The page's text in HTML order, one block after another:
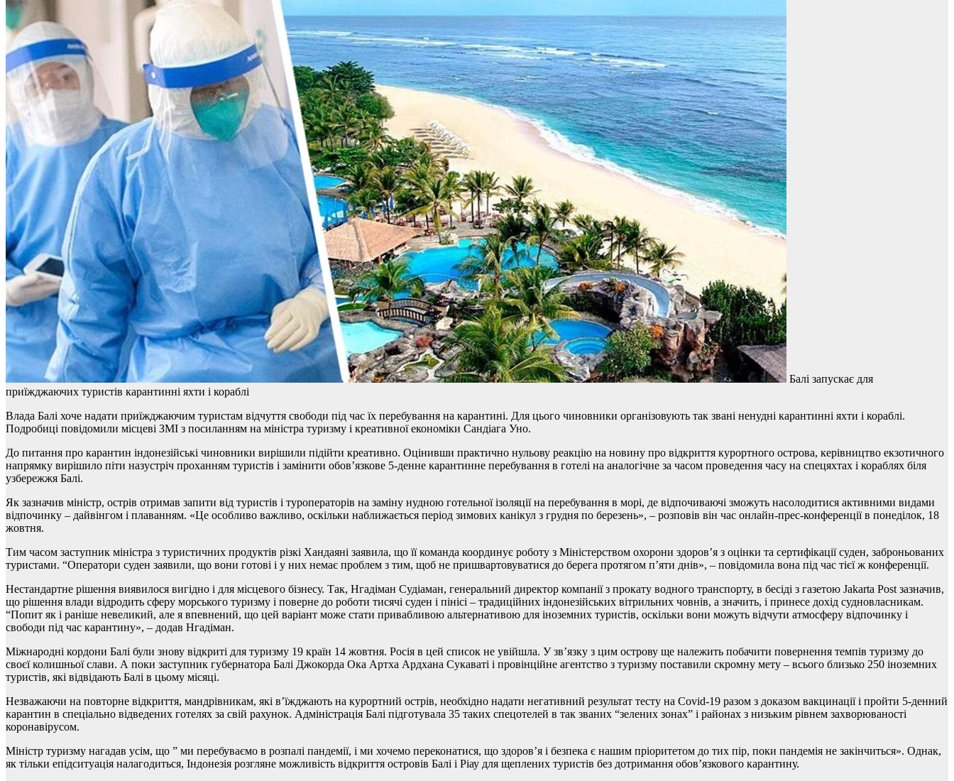
Балі запускає для
приїжджаючих туристів карантинні яхти і кораблі
Влада Балі хоче надати приїжджаючим туристам відчуття свободи під час їх перебування на карантині. Для цього чиновники організовують так звані ненудні карантинні яхти і кораблі.
Подробиці повідомили місцеві ЗМІ з посиланням на міністра туризму і креативної економіки Сандіага Уно.
До питання про карантин індонезійські чиновники вирішили підійти креативно. Оцінивши практично нульову реакцію на новину про відкриття курортного острова, керівництво екзотичного
напрямку вирішило піти назустріч проханням туристів і замінити обов’язкове 5-денне карантинне перебування в готелі на аналогічне за часом проведення часу на спецяхтах і кораблях біля
узбережжя Балі.
Як зазначив міністр, острів отримав запити від туристів і туроператорів на заміну нудною готельної ізоляції на перебування в морі, де відпочиваючі зможуть насолодитися активними видами
відпочинку – дайвінгом і плаванням. «Це особливо важливо, оскільки наближається період зимових канікул з грудня по березень», – розповів він час онлайн-прес-конференції в понеділок, 18
жовтня.
Тим часом заступник міністра з туристичних продуктів різкі Хандаяні заявила, що її команда координує роботу з Міністерством охорони здоров’я з оцінки та сертифікації суден, заброньованих
туристами. “Оператори суден заявили, що вони готові і у них немає проблем з тим, щоб не пришвартовуватися до берега протягом п’яти днів», – повідомила вона під час тієї ж конференції.
Нестандартне рішення виявилося вигідно і для місцевого бізнесу. Так, Нгадіман Судіаман, генеральний директор компанії з прокату водного транспорту, в бесіді з газетою Jakarta Post зазначив,
що рішення влади відродить сферу морського туризму і поверне до роботи тисячі суден і пінісі – традиційних індонезійських вітрильних човнів, а значить, і принесе дохід судновласникам.
“Попит як і раніше невеликий, але я впевнений, що цей варіант може стати привабливою альтернативою для іноземних туристів, оскільки вони можуть відчути атмосферу відпочинку і
свободи під час карантину», – додав Нгадіман.
Міжнародні кордони Балі були знову відкриті для туризму 19 країн 14 жовтня. Росія в цей список не увійшла. У зв’язку з цим острову ще належить побачити повернення темпів туризму до
своєї колишньої слави. А поки заступник губернатора Балі Джокорда Ока Артха Ардхана Сукаваті і провінційне агентство з туризму поставили скромну мету – всього близько 250 іноземних
туристів, які відвідають Балі в цьому місяці.
Незважаючи на повторне відкриття, мандрівникам, які в’їжджають на курортний острів, необхідно надати негативний результат тесту на Covid-19 разом з доказом вакцинації і пройти 5-денний
карантин в спеціально відведених готелях за свій рахунок. Адміністрація Балі підготувала 35 таких спецотелей в так званих “зелених зонах” і районах з низьким рівнем захворюваності
коронавірусом.
Міністр туризму нагадав усім, що ” ми перебуваємо в розпалі пандемії, і ми хочемо переконатися, що здоров’я і безпека є нашим пріоритетом до тих пір, поки пандемія не закінчиться». Однак,
як тільки епідситуація налагодиться, Індонезія розгляне можливість відкриття островів Балі і Ріау для щеплених туристів без дотримання обов’язкового карантину.